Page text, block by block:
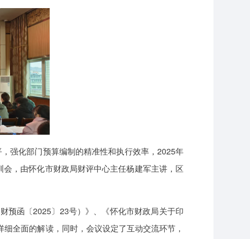
强化部门预算编制的精准性和执行效率，2025年
，由怀化市财政局财评中心主任杨建军主讲，区
预函〔2025〕23号）》、《怀化市财政局关于印
全面的解读，同时，会议设定了互动交流环节，